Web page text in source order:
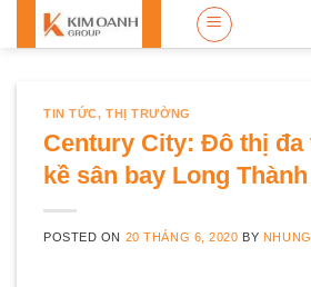
TIN TỨC,THỊ TRƯỜNG
Century City: Đô thị đa
kề sân bay Long Thành
POSTED ON 20 THÁNG 6, 2020 BY NHUNG